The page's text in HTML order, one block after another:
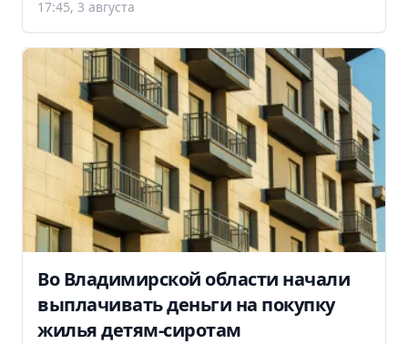
17:45, 3 августа
Во Владимирской области начали
выплачивать деньги на покупку
жилья детям-сиротам